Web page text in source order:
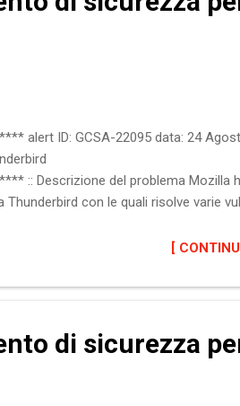
ID: GCSA-22095 data: 24
del problema Mozilla
con le quali risolve varie
alla 102.2 Firefox ESR 91.x:
[
di sicurezza